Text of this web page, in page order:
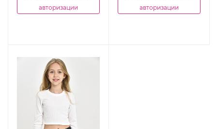
авторизации
авторизации